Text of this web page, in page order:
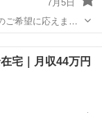
7月5日
ご希望に応えます
ます🎨 完全在
宅｜月収44万円